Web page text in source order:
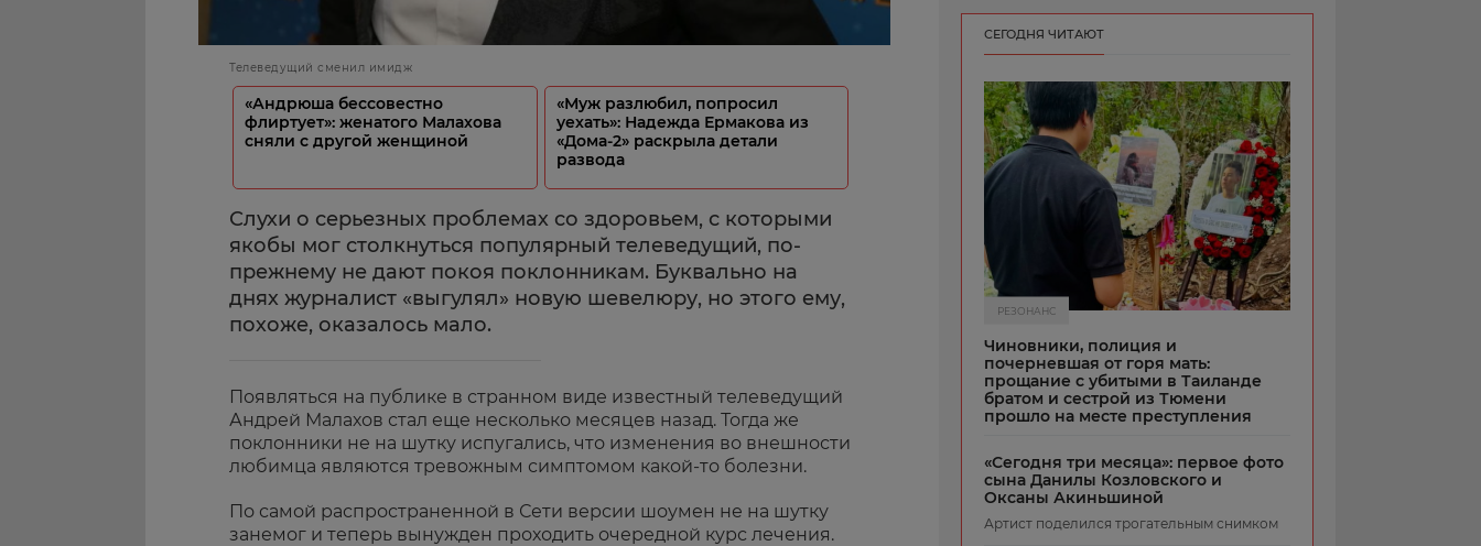
Телеведущий сменил имидж
«Андрюша бессовестно
флиртует»: женатого Малахова
сняли с другой женщиной
«Муж разлюбил, попросил
уехать»: Надежда Ермакова из
«Дома-2» раскрыла детали
развода
Слухи о серьезных проблемах со здоровьем, с которыми
якобы мог столкнуться популярный телеведущий, по-
прежнему не дают покоя поклонникам. Буквально на
днях журналист «выгулял» новую шевелюру, но этого ему,
похоже, оказалось мало.
Появляться на публике в странном виде известный телеведущий
Андрей Малахов стал еще несколько месяцев назад. Тогда же
поклонники не на шутку испугались, что изменения во внешности
любимца являются тревожным симптомом какой-то болезни.
По самой распространенной в Сети версии шоумен не на шутку
занемог и теперь вынужден проходить очередной курс лечения.
СЕГОДНЯ ЧИТАЮТ
РЕЗОНАНС
Чиновники, полиция и
почерневшая от горя мать:
прощание с убитыми в Таиланде
братом и сестрой из Тюмени
прошло на месте преступления
«Сегодня три месяца»: первое фото
сына Данилы Козловского и
Оксаны Акиньшиной
Артист поделился трогательным снимком